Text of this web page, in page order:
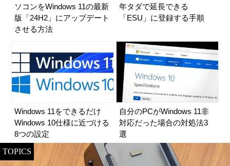
ソコンをWindows 11の最新
版「24H2」にアップデート
させる方法
年タダで延長できる
「ESU」に登録する手順
Windows 11をできるだけ
Windows 10仕様に近づける
8つの設定
自分のPCがWindows 11非
対応だった場合の対処法3
選
TOPICS